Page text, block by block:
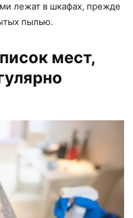
лежат в шкафах, прежде
пылью.
мест,